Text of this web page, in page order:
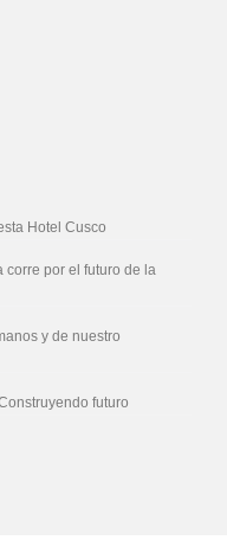
Hotel Cusco
corre por el futuro de la
y de nuestro
futuro